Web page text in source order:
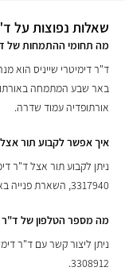
שאלות נפוצות על
מה תחומי ההתמחות של
ד"ר דימיטרי שייניס הוא
באר שבע המתמחה
אורתופדיה עמוד שדרה.
איך אפשר לקבוע תור אצל
3317940, השארת פנייה באתר אינפומד.
מה מספר הטלפון של ד"ר
3308912.